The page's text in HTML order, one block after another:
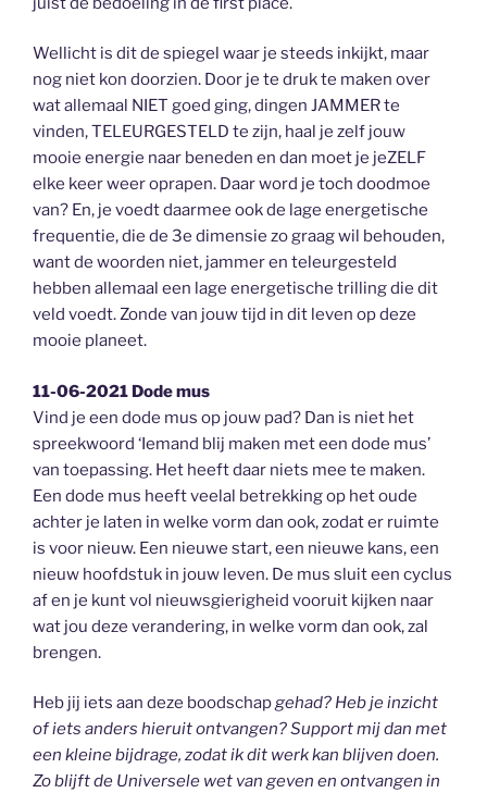
Wellicht is dit de spiegel waar je steeds inkijkt, maar
nog niet kon doorzien. Door je te druk te maken over
wat allemaal NIET goed ging, dingen JAMMER te
vinden, TELEURGESTELD te zijn, haal je zelf jouw
mooie energie naar beneden en dan moet je jeZELF
elke keer weer oprapen. Daar word je toch doodmoe
van? En, je voedt daarmee ook de lage energetische
frequentie, die de 3e dimensie zo graag wil behouden,
want de woorden niet, jammer en teleurgesteld
hebben allemaal een lage energetische trilling die dit
veld voedt. Zonde van jouw tijd in dit leven op deze
mooie planeet.
11-06-2021 Dode mus
Vind je een dode mus op jouw pad? Dan is niet het
spreekwoord ‘Iemand blij maken met een dode mus’
van toepassing. Het heeft daar niets mee te maken.
Een dode mus heeft veelal betrekking op het oude
achter je laten in welke vorm dan ook, zodat er ruimte
is voor nieuw. Een nieuwe start, een nieuwe kans, een
nieuw hoofdstuk in jouw leven. De mus sluit een cyclus
af en je kunt vol nieuwsgierigheid vooruit kijken naar
wat jou deze verandering, in welke vorm dan ook, zal
brengen.
Heb jij iets aan deze boodschapgehad? Heb je inzicht
of iets anders hieruit ontvangen? Support mij dan met
een kleine bijdrage, zodat ik dit werk kan blijven doen.
Zo blijft de Universele wet van geven en ontvangen in